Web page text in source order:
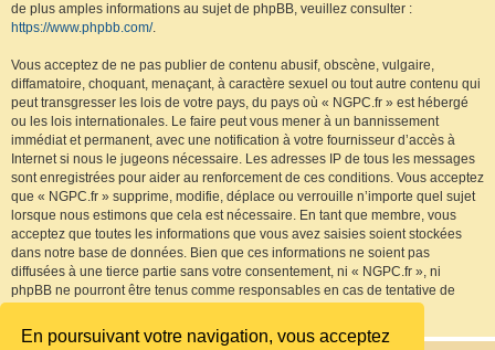
En poursuivant votre navigation, vous acceptez
de plus amples informations au sujet de phpBB, veuillez consulter :
https://www.phpbb.com/.
Vous acceptez de ne pas publier de contenu abusif, obscène, vulgaire,
diffamatoire, choquant, menaçant, à caractère sexuel ou tout autre contenu qui
peut transgresser les lois de votre pays, du pays où « NGPC.fr » est hébergé
ou les lois internationales. Le faire peut vous mener à un bannissement
immédiat et permanent, avec une notification à votre fournisseur d’accès à
Internet si nous le jugeons nécessaire. Les adresses IP de tous les messages
sont enregistrées pour aider au renforcement de ces conditions. Vous acceptez
que « NGPC.fr » supprime, modifie, déplace ou verrouille n’importe quel sujet
lorsque nous estimons que cela est nécessaire. En tant que membre, vous
acceptez que toutes les informations que vous avez saisies soient stockées
dans notre base de données. Bien que ces informations ne soient pas
diffusées à une tierce partie sans votre consentement, ni « NGPC.fr », ni
phpBB ne pourront être tenus comme responsables en cas de tentative de